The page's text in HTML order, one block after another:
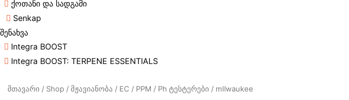
ქოთანი და სადგამი
Senkap
შენახვა
Integra BOOST
Integra BOOST: TERPENE ESSENTIALS
მთავარი / Shop / მჟავიანობა / EC / PPM / Ph ტესტერები / mIlwaukee